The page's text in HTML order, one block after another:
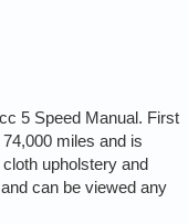
5 Speed Manual. First
miles and is
upholstery and
can be viewed any